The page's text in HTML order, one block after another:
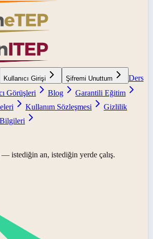
Kullanıcı Girişi Şifremi Unuttum
Ders
Görüşleri Blog
Garantili Eğitim
Kullanım Sözleşmesi
Gizlilik
— istediğin an, istediğin yerde çalış.